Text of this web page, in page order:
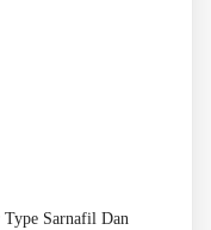
Type Sarnafil Dan